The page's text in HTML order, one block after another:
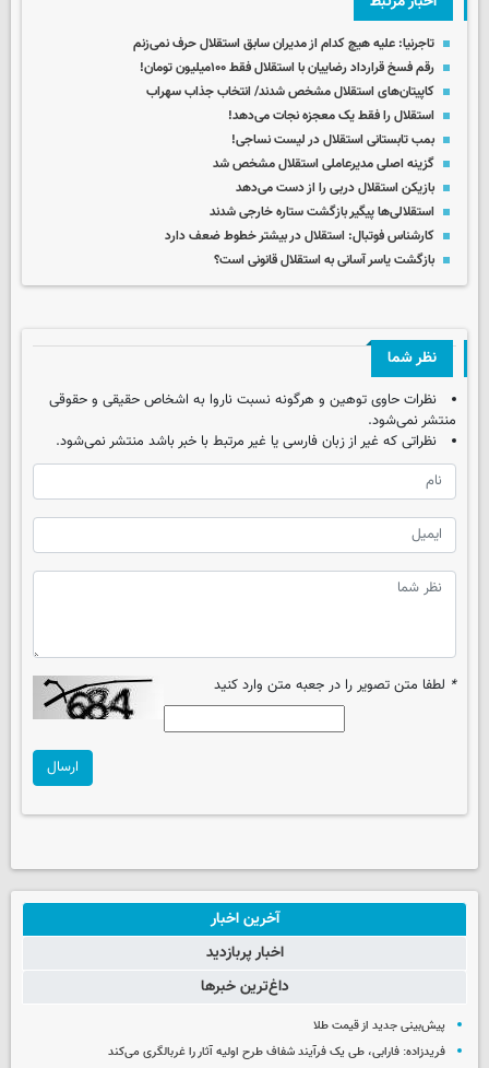
تاجرنیا: علیه هیچ کدام از مدیران سابق استقلال حرف نمی‌زنم
رقم فسخ قرارداد رضاییان با استقلال فقط ۱۰۰میلیون تومان!
کاپیتان‌های استقلال مشخص شدند/ انتخاب جذاب سهراب
استقلال را فقط یک معجزه نجات می‌دهد!
بمب تابستانی استقلال در لیست نساجی!
گزینه اصلی مدیرعاملی استقلال مشخص شد
بازیکن استقلال دربی را از دست می‌دهد
استقلالی‌ها پیگیر بازگشت ستاره خارجی شدند
کارشناس فوتبال: استقلال در بیشتر خطوط ضعف دارد
بازگشت یاسر آسانی به استقلال قانونی است؟
نظر شما
نظرات حاوی توهین و هرگونه نسبت ناروا به اشخاص حقیقی و حقوقی
منتشر نمی‌شود.
نظراتی که غیر از زبان فارسی یا غیر مرتبط با خبر باشد منتشر نمی‌شود.
* لطفا متن تصویر را در جعبه متن وارد کنید
ارسال
آخرین اخبار
اخبار پربازدید
داغ‌ترین خبرها
پیش‌بینی جدید از قیمت طلا
فریدزاده: فارابی، طی یک فرآیند شفاف طرح اولیه آثار را غربالگری می‌کند